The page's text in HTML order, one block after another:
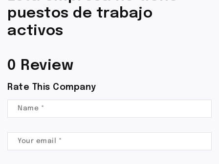
puestos de trabajo
activos
0 Review
Rate This Company